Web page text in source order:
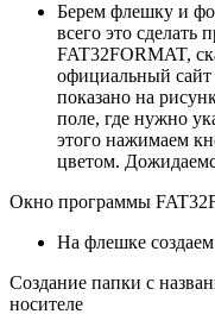
Берем флешку и
всего это
FAT32FORMAT,
официальный сайт
показано на
поле, где нужно
этого нажимаем
цветом.
Окно программы
На флешке
Создание папки с
носителе